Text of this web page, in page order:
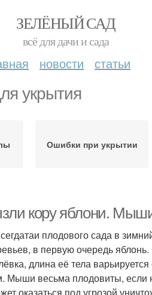
ЗЕЛЁНЫЙ САД
всё для дачи и сада
новости статьи
укрытия
Ошибки при укрытии
кору яблони.
плодового сада в
в первую очередь
длина её тела
Мыши весьма плодовиты, если